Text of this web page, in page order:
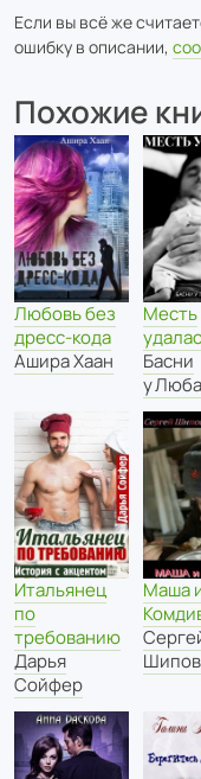
Если вы всё же
ошибку в описании,
Похожие
Любовь без
дресс-кода
Ашира Хаан
Месть
Басни
у
Итальянец
по
требованию
Дарья
Сойфер
Маша